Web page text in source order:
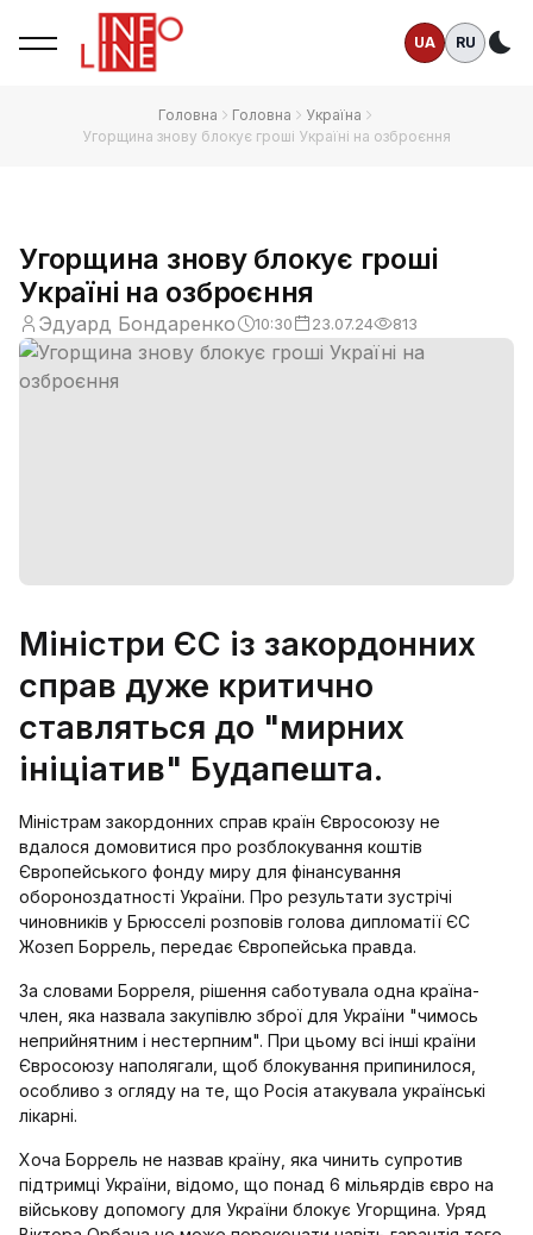
UA RU
Головна Головна
Україна
Угорщина знову блокує гроші Україні на озброєння
Угорщина знову блокує гроші
Україні на озброєння
Эдуард Бондаренко 10:30 23.07.24 813
Міністри ЄС із закордонних
справ дуже критично
ставляться до "мирних
ініціатив" Будапешта.
Міністрам закордонних справ країн Євросоюзу не
вдалося домовитися про розблокування коштів
Європейського фонду миру для фінансування
обороноздатності України. Про результати зустрічі
чиновників у Брюсселі розповів голова дипломатії ЄС
Жозеп Боррель, передає Європейська правда.
За словами Борреля, рішення саботувала одна країна-
член, яка назвала закупівлю зброї для України "чимось
неприйнятним і нестерпним". При цьому всі інші країни
Євросоюзу наполягали, щоб блокування припинилося,
особливо з огляду на те, що Росія атакувала українські
лікарні.
Хоча Боррель не назвав країну, яка чинить супротив
підтримці України, відомо, що понад 6 мільярдів євро на
військову допомогу для України блокує Угорщина. Уряд